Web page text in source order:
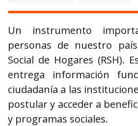
Un instrumento
personas de nuestro
Social de Hogares (RSH).
entrega información
ciudadanía a las
postular y acceder a
y programas sociales.